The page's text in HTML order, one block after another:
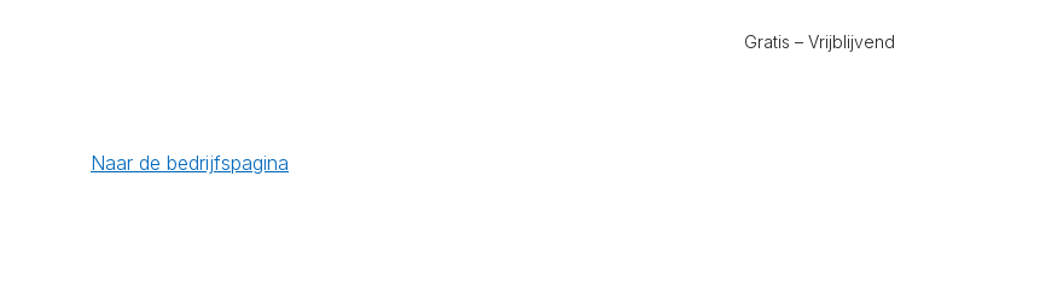
Gratis – Vrijblijvend
Naar de bedrijfspagina